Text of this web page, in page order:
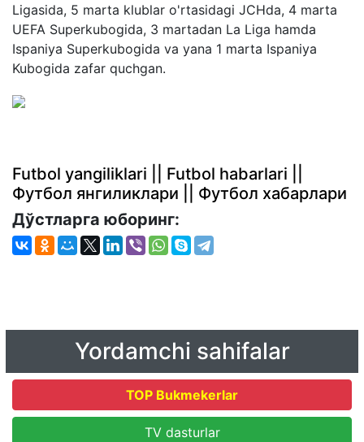
Ligasida, 5 marta klublar o'rtasidagi JCHda, 4 marta
UEFA Superkubogida, 3 martadan La Liga hamda
Ispaniya Superkubogida va yana 1 marta Ispaniya
Kubogida zafar quchgan.
Futbol yangiliklari || Futbol habarlari ||
Футбол янгиликлари || Футбол хабарлари
Дўстларга юборинг:
Yordamchi sahifalar
TOP Bukmekerlar
TV dasturlar